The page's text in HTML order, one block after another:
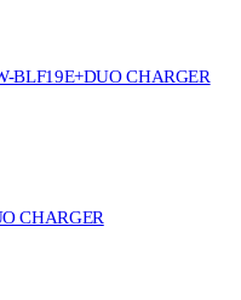
BLF19E+DUO CHARGER
CHARGER